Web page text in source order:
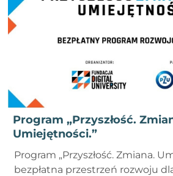
Program „Przyszłość.
Umiejętności.”
Program „Przyszłość. Zmiana.
bezpłatna przestrzeń rozwoju